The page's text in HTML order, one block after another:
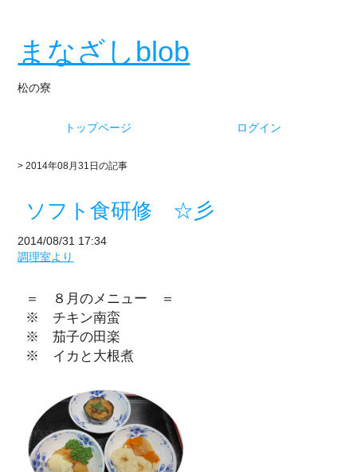
まなざしblob
松の寮
トップページ ログイン
> 2014年08月31日の記事
ソフト食研修 ☆彡
2014/08/31 17:34
調理室より
＝ ８月のメニュー ＝
※ チキン南蛮
※ 茄子の田楽
※ イカと大根煮